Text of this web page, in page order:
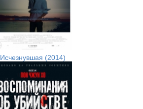
Исчезнувшая (2014)